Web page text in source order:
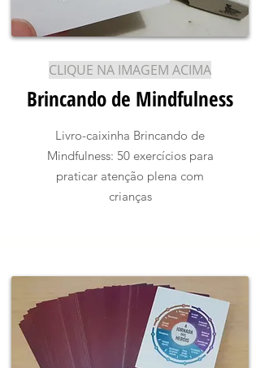
CLIQUE NA IMAGEM ACIMA
Brincando de Mindfulness
Livro-caixinha Brincando de
Mindfulness: 50 exercícios para
praticar atenção plena com
crianças